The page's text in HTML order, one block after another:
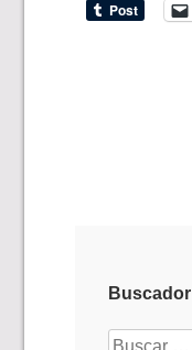
Buscador
Buscar: